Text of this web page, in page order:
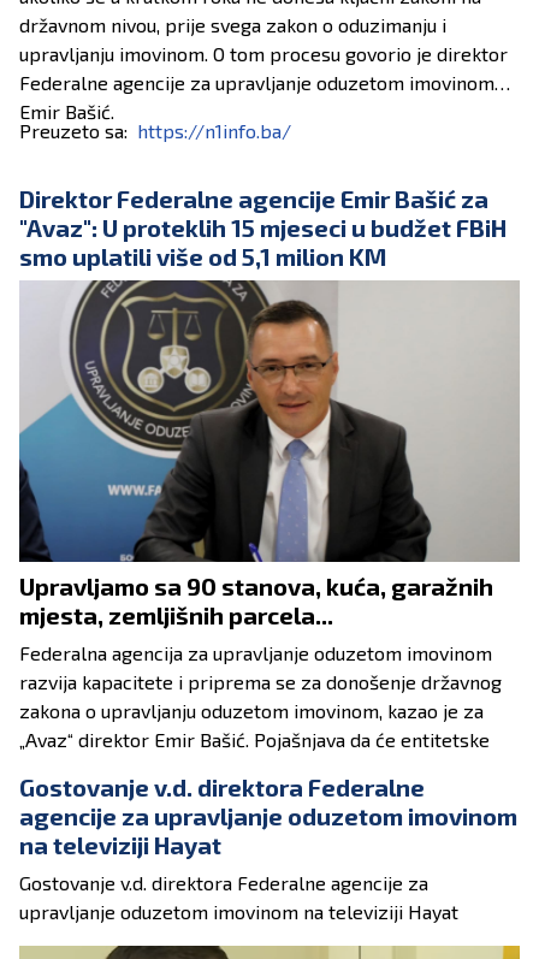
državnom nivou, prije svega zakon o oduzimanju i
upravljanju imovinom. O tom procesu govorio je direktor
Federalne agencije za upravljanje oduzetom imovinom
Emir Bašić.
Preuzeto sa: https://n1info.ba/
Direktor Federalne agencije Emir Bašić za
"Avaz": U proteklih 15 mjeseci u budžet FBiH
smo uplatili više od 5,1 milion KM
Upravljamo sa 90 stanova, kuća, garažnih
mjesta, zemljišnih parcela...
Federalna agencija za upravljanje oduzetom imovinom
razvija kapacitete i priprema se za donošenje državnog
zakona o upravljanju oduzetom imovinom, kazao je za
„Avaz“ direktor Emir Bašić. Pojašnjava da će entitetske
BiH.
- Radi se o desecima miliona maraka vrijednoj imovini,
koja će doći na upravljanje Federalnoj agenciji. Razvijamo
kapacitete, obučavamo i upošljavamo nove službenike,
Gostovanje v.d. direktora Federalne
agencije za upravljanje oduzetom imovinom
na televiziji Hayat
Gostovanje v.d. direktora Federalne agencije za
upravljanje oduzetom imovinom na televiziji Hayat